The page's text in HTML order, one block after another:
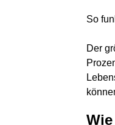
So
Der